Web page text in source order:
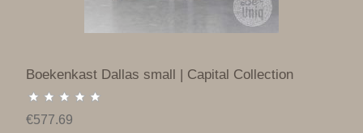
Boekenkast Dallas small | Capital Collection
€577.69